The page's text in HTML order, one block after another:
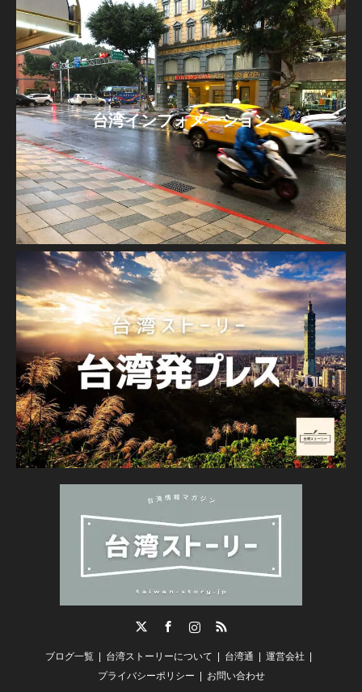
台湾インフォメーション
RSS
ブログ一覧 台湾ストーリーについて 台湾通
運営会社
プライバシーポリシー
お問い合わせ